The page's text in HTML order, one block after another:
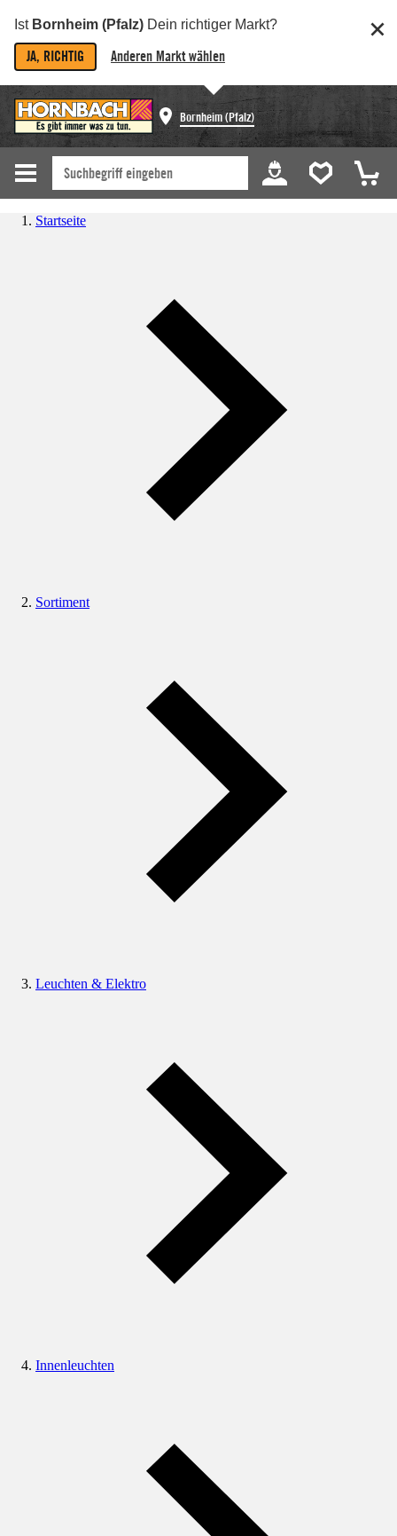
Ist Bornheim (Pfalz) Dein richtiger Markt?
JA, RICHTIG Anderen Markt wählen
Bornheim (Pfalz)
Startseite
Sortiment
Leuchten & Elektro
Innenleuchten